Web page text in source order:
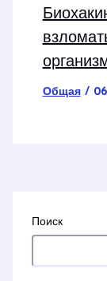
Общая/
Поиск